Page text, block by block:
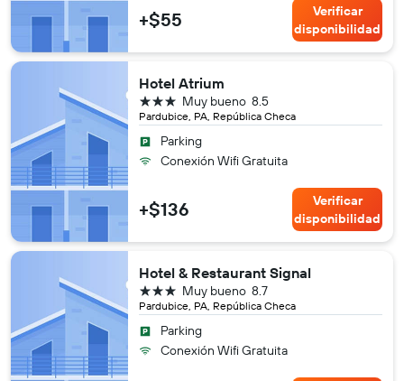
+$55
Verificar
disponibilidad
Hotel Atrium
Pardubice, PA, República Checa
8.5
Muy bueno
3 estrellas
Parking
Conexión Wifi Gratuita
+$136
Verificar
disponibilidad
Hotel & Restaurant Signal
Pardubice, PA, República Checa
8.7
Muy bueno
3 estrellas
Parking
Conexión Wifi Gratuita